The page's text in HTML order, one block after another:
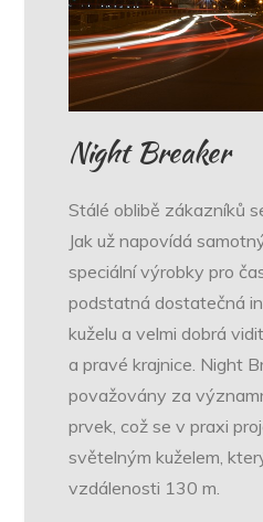
Night Breaker
Stálé oblibě zákazníků
Jak už napovídá
speciální výrobky pro
podstatná dostatečná
kuželu a velmi dobrá
a pravé krajnice. Night
považovány za
prvek, což se v praxi
světelným kuželem,
vzdálenosti 130 m.